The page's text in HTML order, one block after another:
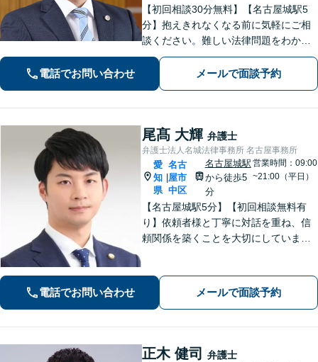
【初回相談30分無料】【名古屋城駅5
分】抱えきれなくなる前に気軽にご相
談ください。難しい法律問題をわかり
やすく柔らかく説明します。相続・交
通事故・借金債務整理・企業法務な
ど、どうぞご相談ください。
電話でお問い合わせ メールで面談予約
尾髙 大輝 弁護士
弁護士法人名城法律事務所 名古屋事務所
愛
知
県
名古
屋市
中区
名古屋城駅
から徒歩5
分
営業時間：09:00
~21:00（平日）
【名古屋城駅5分】【初回相談無料有
り】依頼者様と丁寧に対話を重ね、信
頼関係を築くことを大切にしていま
お任せください。納得感の高い、最善
の解決を目指して尽力いたします【土
電話でお問い合わせ メールで面談予約
正木 健司 弁護士